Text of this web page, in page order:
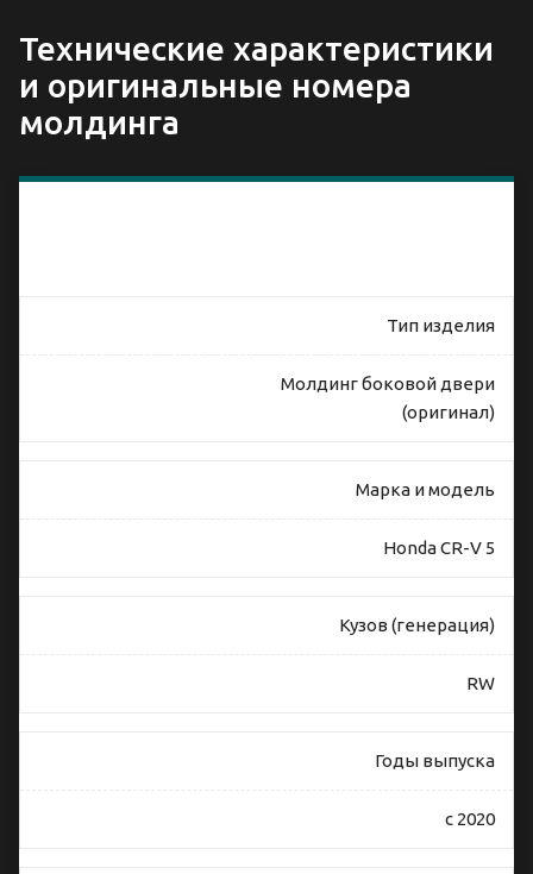
Технические характеристики
и оригинальные номера
молдинга
Тип изделия
Молдинг боковой двери
(оригинал)
Марка и модель
Honda CR-V 5
Кузов (генерация)
RW
Годы выпуска
с 2020